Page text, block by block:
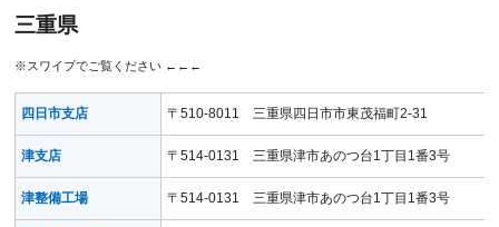
三重県
四日市支店 〒510-8011 三重県四日市市東茂福町2-31
津支店 〒514-0131 三重県津市あのつ台1丁目1番3号
津整備工場 〒514-0131 三重県津市あのつ台1丁目1番3号